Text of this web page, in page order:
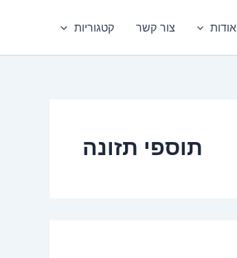
אודות צור קשר קטגוריות
תוספי תזונה